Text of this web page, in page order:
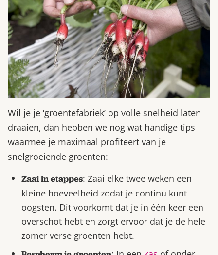
Wil je je ‘groentefabriek’ op volle snelheid laten
draaien, dan hebben we nog wat handige tips
waarmee je maximaal profiteert van je
snelgroeiende groenten:
Zaai in etappes: Zaai elke twee weken een
kleine hoeveelheid zodat je continu kunt
oogsten. Dit voorkomt dat je in één keer een
overschot hebt en zorgt ervoor dat je de hele
zomer verse groenten hebt.